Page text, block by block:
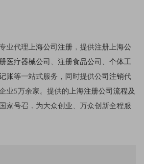
业代理上海公司注册 ，提供注册上海公
医疗器械公司 、 注册食品公司 、 个体工
账等一站式服务，同时提供公司注销代
业5万余家。提供的上海注册公司流程及
家号召，为大众创业、万众创新全程服